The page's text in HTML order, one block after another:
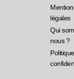
légales
Qui
nous ?